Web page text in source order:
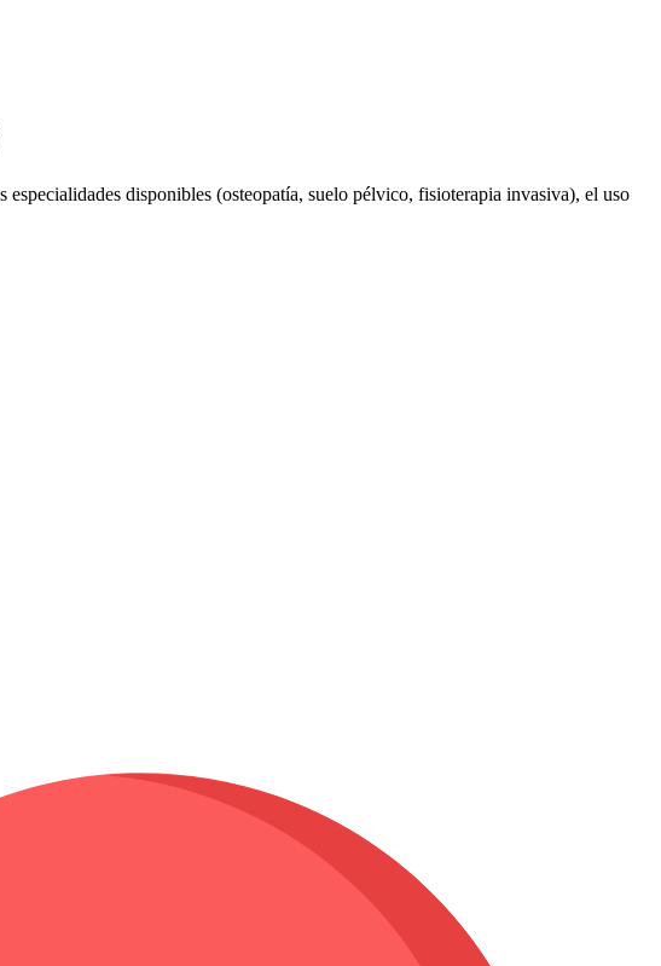
disponibles (osteopatía, suelo pélvico, fisioterapia invasiva), el uso